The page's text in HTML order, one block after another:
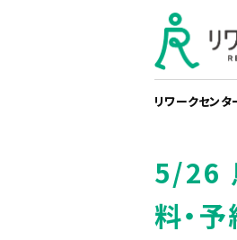
リワークセンタ
5/26
料・予